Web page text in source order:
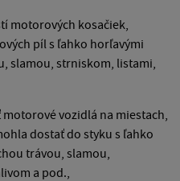
motorových kosačiek,
píl s ľahko horľavými
slamou, strniskom, listami,
vozidlá na miestach,
dostať do styku s ľahko
trávou, slamou,
a pod.,